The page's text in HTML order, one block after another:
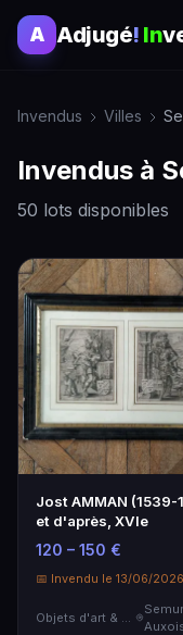
A Adjugé! In
Invendus Villes
Invendus à
50 lots disponibles
Jost AMMAN (1539-
et d'après, XVIe
120 – 150 €
📅 Invendu le 13/06/2026
Objets d'art & Curiosités